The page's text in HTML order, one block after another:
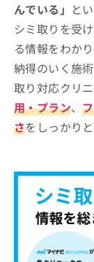
んでいる」 と
シミ取りを受
る情報をわか
納得のいく施
取り対応クリ
用・プラン、
さをしっかり